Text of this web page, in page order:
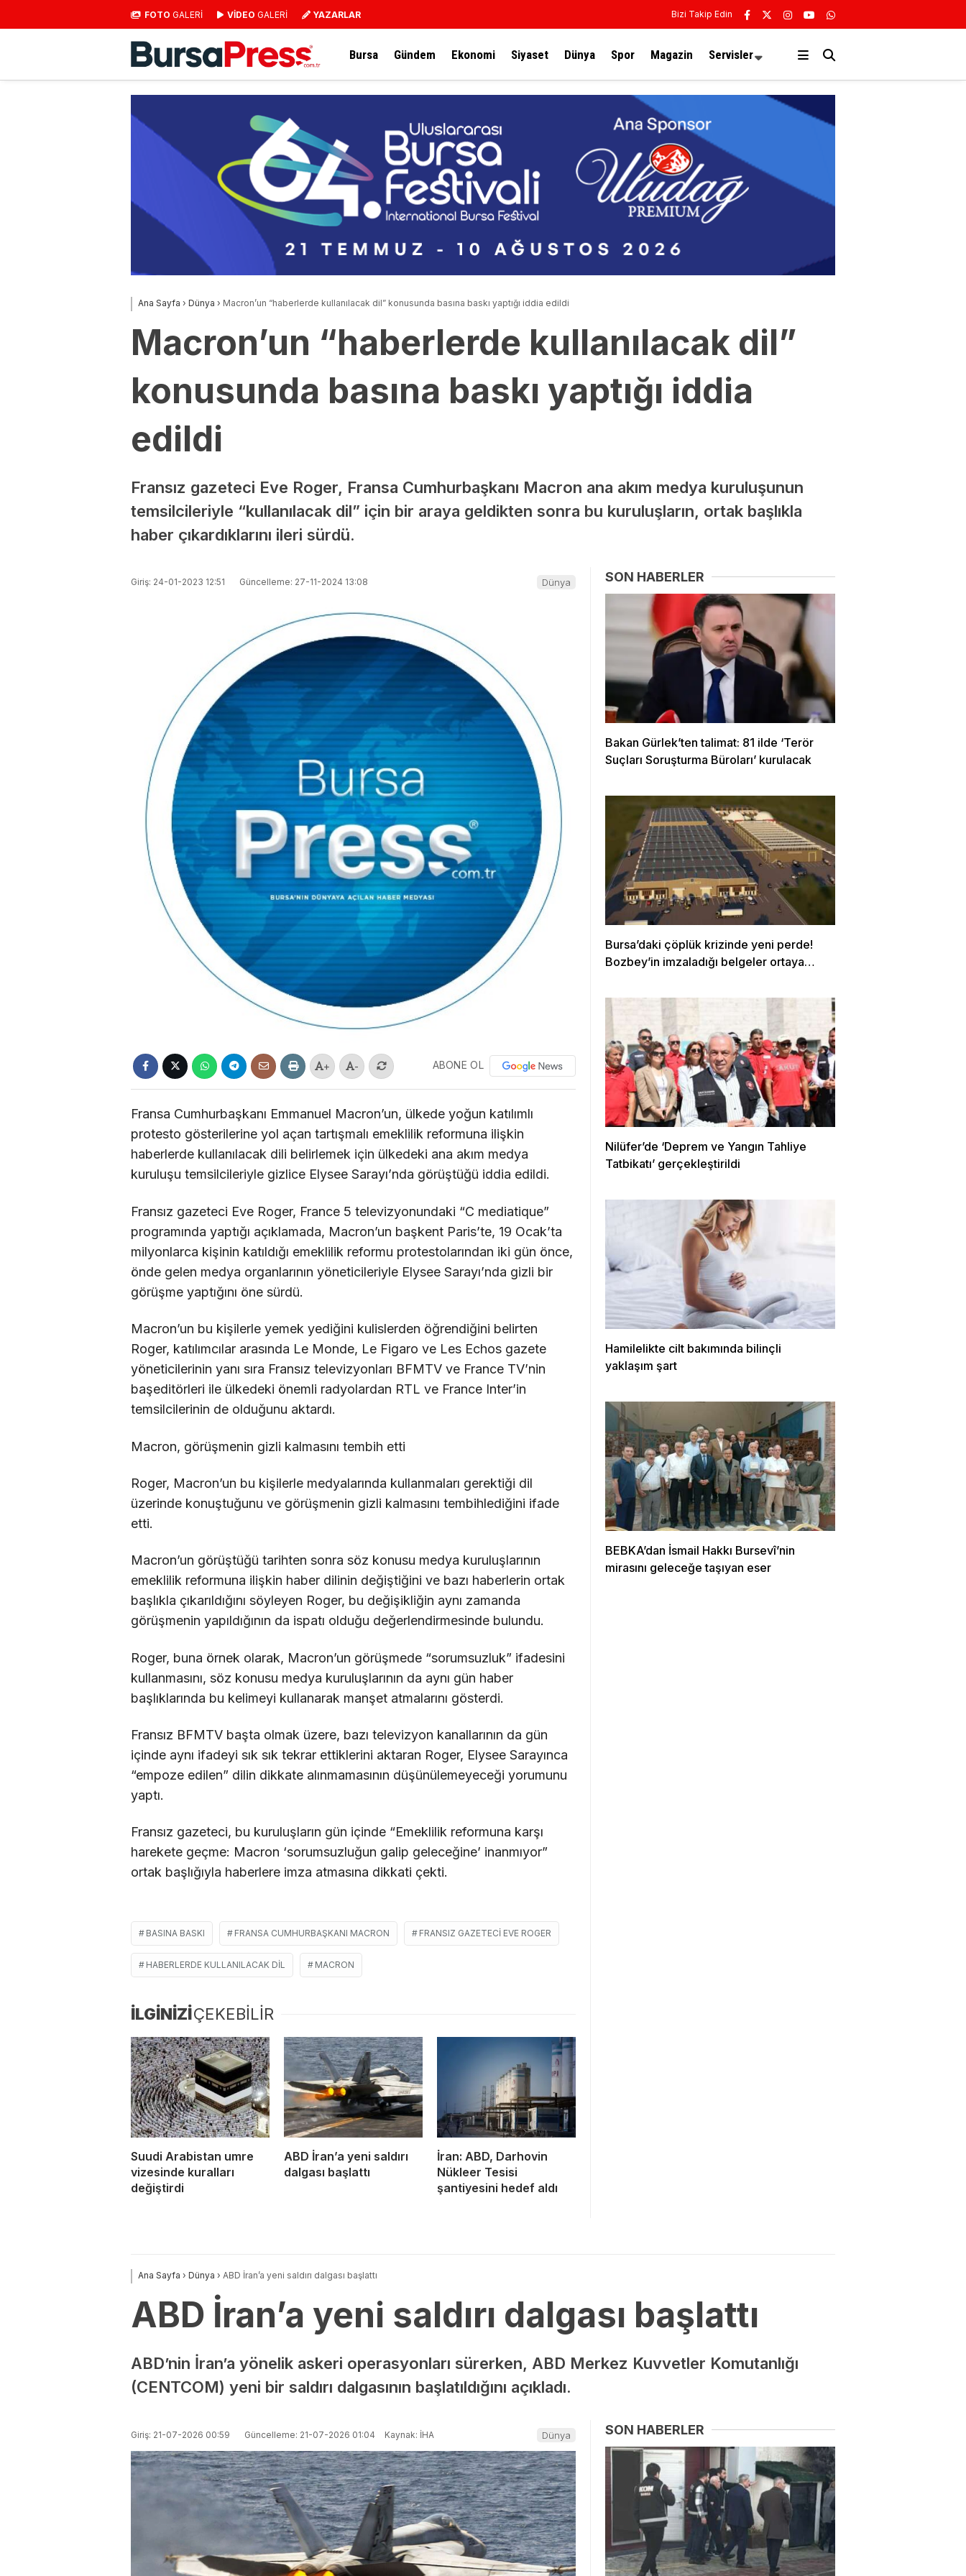
FOTO GALERİ VİDEO GALERİ YAZARLAR Bizi Takip Edin
Bursa Gündem Ekonomi Siyaset Dünya Spor Magazin Servisler
Ana Sayfa › Dünya › Macron’un “haberlerde kullanılacak dil” konusunda basına baskı yaptığı iddia edildi
Macron’un “haberlerde kullanılacak dil”
konusunda basına baskı yaptığı iddia
edildi
Fransız gazeteci Eve Roger, Fransa Cumhurbaşkanı Macron ana akım medya kuruluşunun
temsilcileriyle “kullanılacak dil” için bir araya geldikten sonra bu kuruluşların, ortak başlıkla
haber çıkardıklarını ileri sürdü.
Giriş: 24-01-2023 12:51 Güncelleme: 27-11-2024 13:08 Dünya
+ - ABONE OL
Fransa Cumhurbaşkanı Emmanuel Macron’un, ülkede yoğun katılımlı
protesto gösterilerine yol açan tartışmalı emeklilik reformuna ilişkin
haberlerde kullanılacak dili belirlemek için ülkedeki ana akım medya
kuruluşu temsilcileriyle gizlice Elysee Sarayı’nda görüştüğü iddia edildi.
Fransız gazeteci Eve Roger, France 5 televizyonundaki “C mediatique”
programında yaptığı açıklamada, Macron’un başkent Paris’te, 19 Ocak’ta
milyonlarca kişinin katıldığı emeklilik reformu protestolarından iki gün önce,
önde gelen medya organlarının yöneticileriyle Elysee Sarayı’nda gizli bir
görüşme yaptığını öne sürdü.
Macron’un bu kişilerle yemek yediğini kulislerden öğrendiğini belirten
Roger, katılımcılar arasında Le Monde, Le Figaro ve Les Echos gazete
yöneticilerinin yanı sıra Fransız televizyonları BFMTV ve France TV’nin
başeditörleri ile ülkedeki önemli radyolardan RTL ve France Inter’in
temsilcilerinin de olduğunu aktardı.
Macron, görüşmenin gizli kalmasını tembih etti
Roger, Macron’un bu kişilerle medyalarında kullanmaları gerektiği dil
üzerinde konuştuğunu ve görüşmenin gizli kalmasını tembihlediğini ifade
etti.
Macron’un görüştüğü tarihten sonra söz konusu medya kuruluşlarının
emeklilik reformuna ilişkin haber dilinin değiştiğini ve bazı haberlerin ortak
başlıkla çıkarıldığını söyleyen Roger, bu değişikliğin aynı zamanda
görüşmenin yapıldığının da ispatı olduğu değerlendirmesinde bulundu.
Roger, buna örnek olarak, Macron’un görüşmede “sorumsuzluk” ifadesini
kullanmasını, söz konusu medya kuruluşlarının da aynı gün haber
başlıklarında bu kelimeyi kullanarak manşet atmalarını gösterdi.
Fransız BFMTV başta olmak üzere, bazı televizyon kanallarının da gün
içinde aynı ifadeyi sık sık tekrar ettiklerini aktaran Roger, Elysee Sarayınca
“empoze edilen” dilin dikkate alınmamasının düşünülemeyeceği yorumunu
yaptı.
Fransız gazeteci, bu kuruluşların gün içinde “Emeklilik reformuna karşı
harekete geçme: Macron ‘sorumsuzluğun galip geleceğine’ inanmıyor”
ortak başlığıyla haberlere imza atmasına dikkati çekti.
BASINA BASKI FRANSA CUMHURBAŞKANI MACRON FRANSIZ GAZETECI EVE ROGER
HABERLERDE KULLANILACAK DIL MACRON
İLGİNİZİÇEKEBİLİR
Suudi Arabistan umre
vizesinde kuralları
değiştirdi
ABD İran’a yeni saldırı
dalgası başlattı
İran: ABD, Darhovin
Nükleer Tesisi
şantiyesini hedef aldı
SON HABERLER
Bakan Gürlek’ten talimat: 81 ilde ‘Terör
Suçları Soruşturma Büroları’ kurulacak
Bursa’daki çöplük krizinde yeni perde!
Bozbey’in imzaladığı belgeler ortaya
Nilüfer’de ‘Deprem ve Yangın Tahliye
Tatbikatı’ gerçekleştirildi
Hamilelikte cilt bakımında bilinçli
yaklaşım şart
BEBKA’dan İsmail Hakkı Bursevî’nin
mirasını geleceğe taşıyan eser
Ana Sayfa › Dünya › ABD İran’a yeni saldırı dalgası başlattı
ABD İran’a yeni saldırı dalgası başlattı
ABD’nin İran’a yönelik askeri operasyonları sürerken, ABD Merkez Kuvvetler Komutanlığı
(CENTCOM) yeni bir saldırı dalgasının başlatıldığını açıkladı.
Giriş: 21-07-2026 00:59 Güncelleme: 21-07-2026 01:04 Kaynak: İHA Dünya SON HABERLER